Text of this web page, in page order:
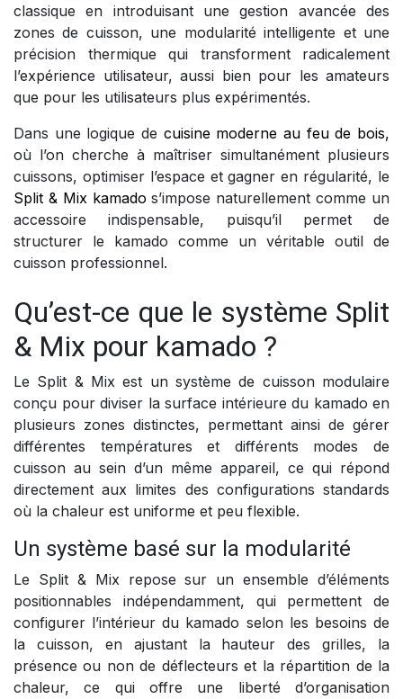
classique en introduisant une gestion avancée des
zones de cuisson, une modularité intelligente et une
précision thermique qui transforment radicalement
l’expérience utilisateur, aussi bien pour les amateurs
que pour les utilisateurs plus expérimentés.
Dans une logique de cuisine moderne au feu de bois,
où l’on cherche à maîtriser simultanément plusieurs
cuissons, optimiser l’espace et gagner en régularité, le
Split & Mix kamado s’impose naturellement comme un
accessoire indispensable, puisqu’il permet de
structurer le kamado comme un véritable outil de
cuisson professionnel.
Qu’est-ce que le système Split
& Mix pour kamado ?
Le Split & Mix est un système de cuisson modulaire
conçu pour diviser la surface intérieure du kamado en
plusieurs zones distinctes, permettant ainsi de gérer
différentes températures et différents modes de
cuisson au sein d’un même appareil, ce qui répond
directement aux limites des configurations standards
où la chaleur est uniforme et peu flexible.
Un système basé sur la modularité
Le Split & Mix repose sur un ensemble d’éléments
positionnables indépendamment, qui permettent de
configurer l’intérieur du kamado selon les besoins de
la cuisson, en ajustant la hauteur des grilles, la
présence ou non de déflecteurs et la répartition de la
chaleur, ce qui offre une liberté d’organisation